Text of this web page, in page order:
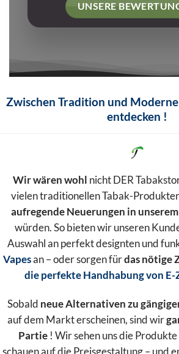
UNSERE
Zwischen Tradition und Moderne
entdecken !
Wir wären wohl nicht DER
vielen traditionellen Tabak-
aufregende Neuerungen in
würden. So bieten wir unseren
Auswahl an perfekt designten und
Vapesan – oder sorgen fürdas nötige
die perfekte Handhabung von
Sobald neue Alternativen zu
auf dem Markt erscheinen, sind wir
Partie ! Wir sehen uns die